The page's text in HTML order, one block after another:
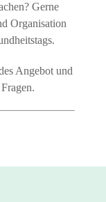
Gerne
Organisation
Angebot und